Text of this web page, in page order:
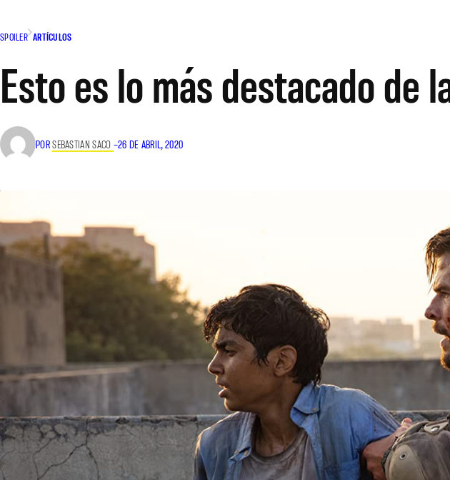
SPOILER ARTÍCULOS
Esto es lo más destacado de
PORSEBASTIAN SACO –26 DE ABRIL, 2020